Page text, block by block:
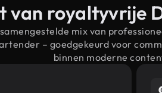
van royaltyvrije
mix van
– goedgekeurd voor
binnen moderne